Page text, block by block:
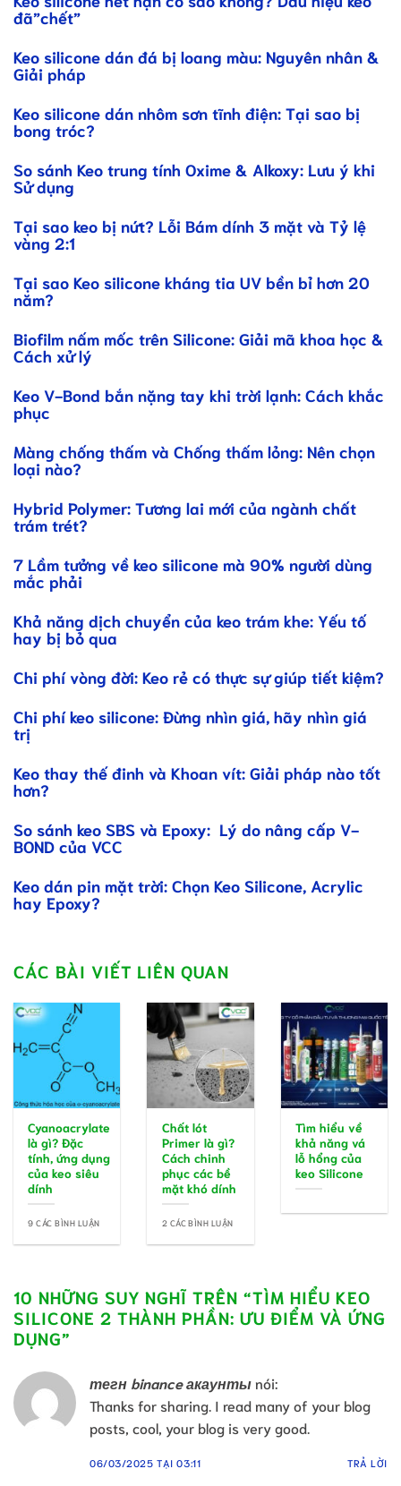
đã”chết”
Keo silicone dán đá bị loang màu: Nguyên nhân &
Giải pháp
Keo silicone dán nhôm sơn tĩnh điện: Tại sao bị
bong tróc?
So sánh Keo trung tính Oxime & Alkoxy: Lưu ý khi
Sử dụng
Tại sao keo bị nứt? Lỗi Bám dính 3 mặt và Tỷ lệ
vàng 2:1
Tại sao Keo silicone kháng tia UV bền bỉ hơn 20
năm?
Biofilm nấm mốc trên Silicone: Giải mã khoa học &
Cách xử lý
Keo V-Bond bắn nặng tay khi trời lạnh: Cách khắc
phục
Màng chống thấm và Chống thấm lỏng: Nên chọn
loại nào?
Hybrid Polymer: Tương lai mới của ngành chất
trám trét?
7 Lầm tưởng về keo silicone mà 90% người dùng
mắc phải
Khả năng dịch chuyển của keo trám khe: Yếu tố
hay bị bỏ qua
Chi phí vòng đời: Keo rẻ có thực sự giúp tiết kiệm?
Chi phí keo silicone: Đừng nhìn giá, hãy nhìn giá
trị
Keo thay thế đinh và Khoan vít: Giải pháp nào tốt
hơn?
So sánh keo SBS và Epoxy: Lý do nâng cấp V-
BOND của VCC
Keo dán pin mặt trời: Chọn Keo Silicone, Acrylic
hay Epoxy?
CÁC BÀI VIẾT LIÊN QUAN
Cyanoacrylate
là gì? Đặc
tính, ứng dụng
của keo siêu
dính
9 CÁC BÌNH LUẬN
Chất lót
Primer là gì?
Cách chinh
phục các bề
mặt khó dính
2 CÁC BÌNH LUẬN
Tìm hiểu về
khả năng vá
lỗ hổng của
keo Silicone
10 NHỮNG SUY NGHĨ TRÊN “TÌM HIỂU KEO
SILICONE 2 THÀNH PHẦN: ƯU ĐIỂM VÀ ỨNG
DỤNG”
тегн binance акаунты nói:
Thanks for sharing. I read many of your blog
posts, cool, your blog is very good.
06/03/2025 TẠI 03:11 TRẢ LỜI